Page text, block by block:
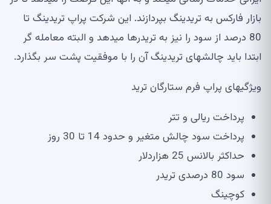
بازار فارکس به تریدینگ بپردازند. این شرکت پراپ تریدینگ تا
80 درصد از سود را نیز به تریدرها میدهد و البته معامله گر
ابتدا باید چالشهای تریدینگ آن را با موفقیت پشت سر بگذارد.
ویژگیهای پراپ فرم ستارگان ترید
پرداخت ریالی و تتر
پرداخت سود چالش متغیر و حدود
تا
روز
حداکثر بالانس
هزاردلار
سود
درصدی تریدر
کوچینگ